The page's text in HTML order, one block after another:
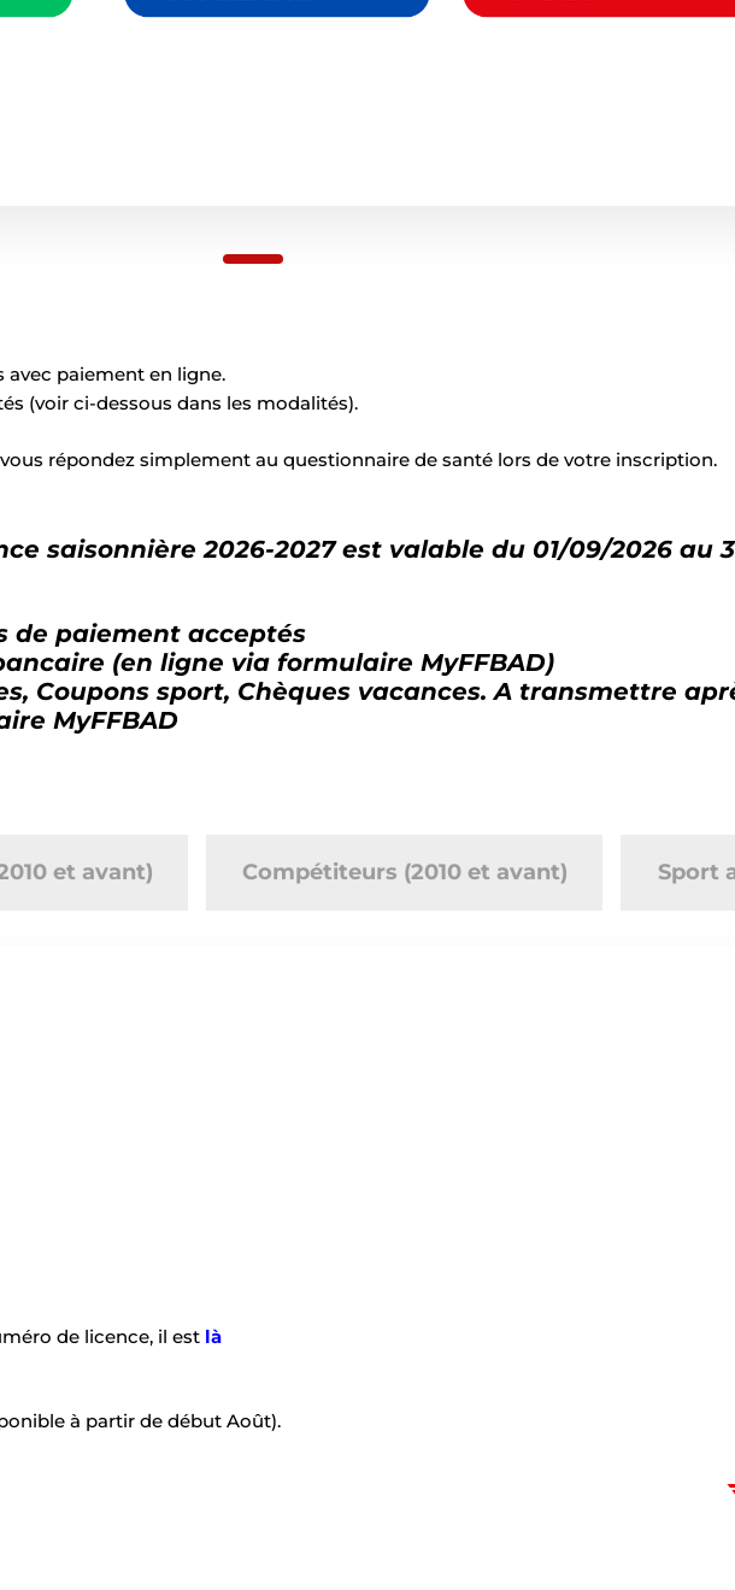
paiement en ligne.
(voir ci-dessous dans les modalités).
répondez simplement au questionnaire de santé lors de votre inscription.
saisonnière 2026-2027 est valable du 01/09/2026 au
de paiement acceptés
(en ligne via formulaire MyFFBAD)
Coupons sport, Chèques vacances. A transmettre
MyFFBAD
et avant) Compétiteurs (2010 et avant) Sport
de licence, il est là
à partir de début Août).